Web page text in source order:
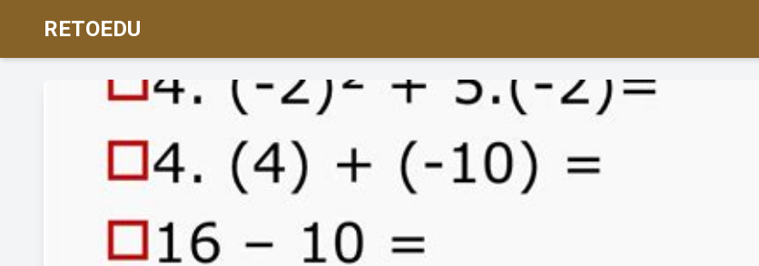
RETOEDU